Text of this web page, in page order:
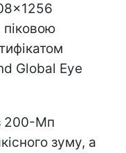
піковою
Global Eye
200-Мп
зуму, а